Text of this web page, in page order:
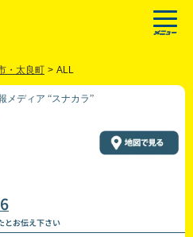
・太良町 > ALL
メディア “スナカラ”
とお伝え下さい